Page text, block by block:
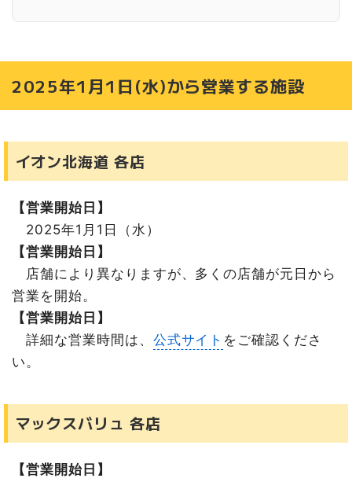
イオンモール札幌苗穂
三井アウトレットパーク札幌北広島
2025年1月2日(木)から営業する施設
アークス 各店
ラルズマート 各店
東急百貨店 さっぽろ店
札幌丸井今井
札幌三越
札幌パルコ
ＪＲタワー
moyuk SAPPORO
Bivi 新さっぽろ
2025年1月3日(金)から営業する施設
2025年1月1日(水)から営業する施設
イオン北海道 各店
【営業開始日】
2025年1月1日（水）
【営業開始日】
店舗により異なりますが、多くの店舗が元日から
営業を開始。
【営業開始日】
詳細な営業時間は、 公式サイト をご確認くださ
い。
マックスバリュ 各店
【営業開始日】